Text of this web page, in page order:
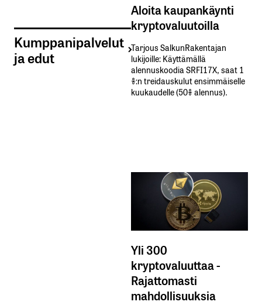
Kumppanipalvelut
ja edut
Aloita kaupankäynti
kryptovaluutoilla
Tarjous SalkunRakentajan
lukijoille: Käyttämällä​ ​
alennuskoodia​ ​SRFI17X,​ ​saat​ ​1
%:n treidauskulut​ ​ensimmäiselle​ ​
kuukaudelle​ ​(50%​ ​alennus).
Yli 300
kryptovaluuttaa -
Rajattomasti
mahdollisuuksia